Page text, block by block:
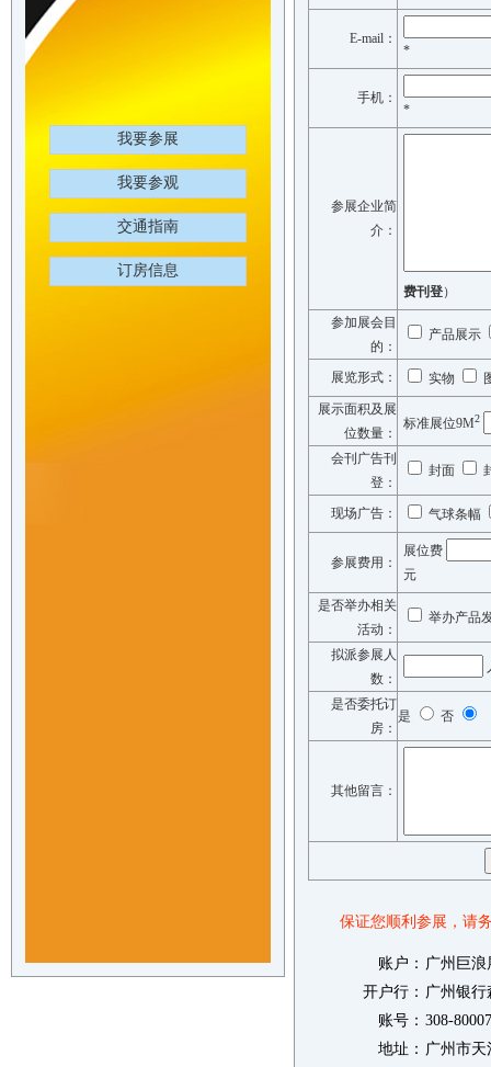
我要参展
我要参观
交通指南
订房信息
E-mail：
*
手机：
*
参展企业简
介：
费刊登）
参加展会目
的：
产品展示
展览形式： 实物
展示面积及展
位数量：
标准展位9M2
会刊广告刊
登：
封面
现场广告： 气球条幅
参展费用：
展位费
元
是否举办相关
活动：
举办产品
拟派参展人
数：
是否委托订
房：
是 否
其他留言：
保证您顺利参展，请
账户： 广州巨
开户行： 广州银行
账号： 308-
地址： 广州市天